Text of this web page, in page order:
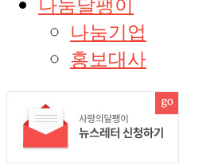
나눔기업
홍보대사